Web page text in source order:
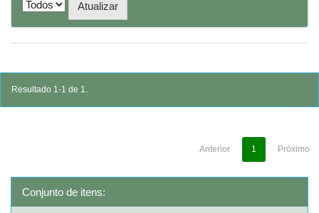
Resultado 1-1 de 1.
Anterior 1 Próximo
Conjunto de itens: